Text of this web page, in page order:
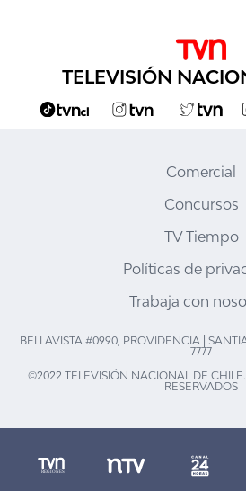
TELEVISIÓN
Comercial
Concursos
TV Tiempo
Políticas de
Trabaja con
BELLAVISTA #0990, PROVIDENCIA |
7777
©2022 TELEVISIÓN NACIONAL DE
RESERVADOS